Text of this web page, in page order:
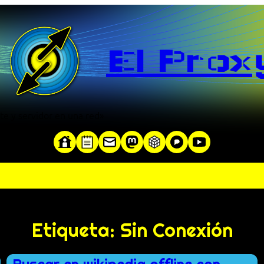
El
Etiqueta: Sin Conexión